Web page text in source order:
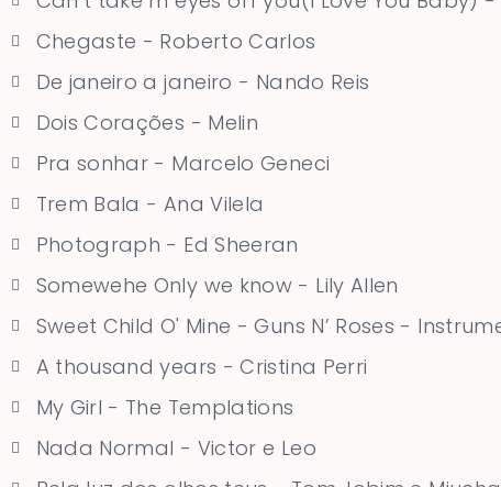
Chegaste - Roberto Carlos
De janeiro a janeiro - Nando Reis
Dois Corações - Melin
Pra sonhar - Marcelo Geneci
Trem Bala - Ana Vilela
Photograph - Ed Sheeran
Somewehe Only we know - Lily Allen
Sweet Child O' Mine - Guns N’ Roses -
A thousand years - Cristina Perri
My Girl - The Templations
Nada Normal - Victor e Leo